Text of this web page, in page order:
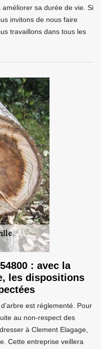
sa durée de vie. Si
invitons de nous faire
travaillons dans tous les
: avec la
les dispositions
est réglementé. Pour
au non-respect des
à Clement Elagage,
Cette entreprise veillera